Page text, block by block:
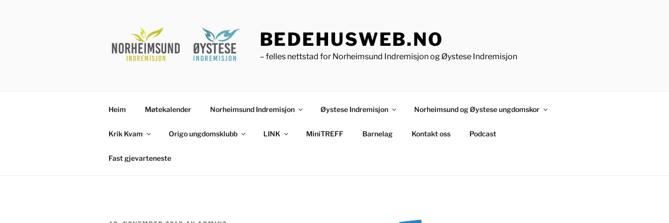
BEDEHUSWEB.NO
– felles nettstad for Norheimsund Indremisjon og Øystese Indremisjon
Heim Møtekalender Norheimsund Indremisjon Øystese Indremisjon Norheimsund og Øystese ungdomskor
Krik Kvam Origo ungdomsklubb LINK MiniTREFF Barnelag Kontakt oss Podcast
Fast gjevarteneste